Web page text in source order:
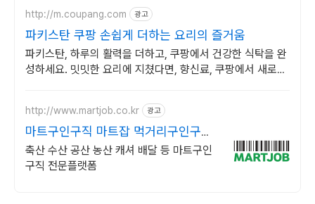
http://m.coupang.com 광고
파키스탄 쿠팡 손쉽게 더하는 요리의 즐거움
파키스탄, 하루의 활력을 더하고, 쿠팡에서 건강한 식탁을 완
성하세요. 밋밋한 요리에 지쳤다면, 향신료, 쿠팡에서 새로운
http://www.martjob.co.kr 광고
마트구인구직 마트잡 먹거리구인구직
마트잡
축산 수산 공산 농산 캐셔 배달 등 마트구인
구직 전문플랫폼